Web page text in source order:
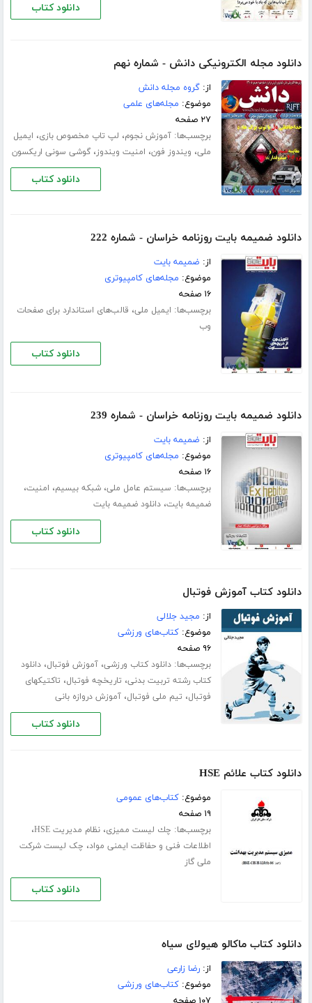
دانلود کتاب
دانلود مجله الکترونیکی دانش - شماره نهم
از:گروه مجله دانش
موضوع: مجله‌های علمی
۲۷ صفحه
برچسب‌ها:آموزش نجوم، لپ تاپ مخصوص بازی، ایمیل
ملی، ویندوز فون، امنیت ویندوز،گوشی سونی اریکسون
دانلود کتاب
دانلود ضمیمه بایت روزنامه خراسان - شماره 222
از: ضمیمه بایت
موضوع: مجله‌های کامپیوتری
۱۶ صفحه
برچسب‌ها: ایمیل ملی، قالب‌های استاندارد برای صفحات
وب
دانلود کتاب
دانلود ضمیمه بایت روزنامه خراسان - شماره 239
از: ضمیمه بایت
موضوع: مجله‌های کامپیوتری
۱۶ صفحه
برچسب‌ها: سیستم عامل ملی،شبکه بیسیم، امنیت،
ضمیمه بایت،دانلود ضمیمه بایت
دانلود کتاب
دانلود کتاب آموزش فوتبال
از: مجید جلالی
موضوع:کتاب‌های ورزشی
۹۶ صفحه
برچسب‌ها:دانلود کتاب ورزشی،آموزش فوتبال،دانلود
کتاب رشته تربیت بدنی، تاریخچه فوتبال، تاکتیکهای
فوتبال، تیم ملی فوتبال،آموزش دروازه بانی
دانلود کتاب
دانلود کتاب علائم HSE
موضوع:کتاب‌های عمومی
۱۹ صفحه
برچسب‌ها: ﭼﻚ ﻟﻴﺴﺖ ﻣﻤﻴﺰی،نظام مدیریت HSE ،
اطلاعات فنی و حفاظت ایمنی مواد، چک لیست شرکت
ملی گاز
دانلود کتاب
دانلود کتاب ماکالو هیولای سیاه
از:رضا زارعی
موضوع:کتاب‌های ورزشی